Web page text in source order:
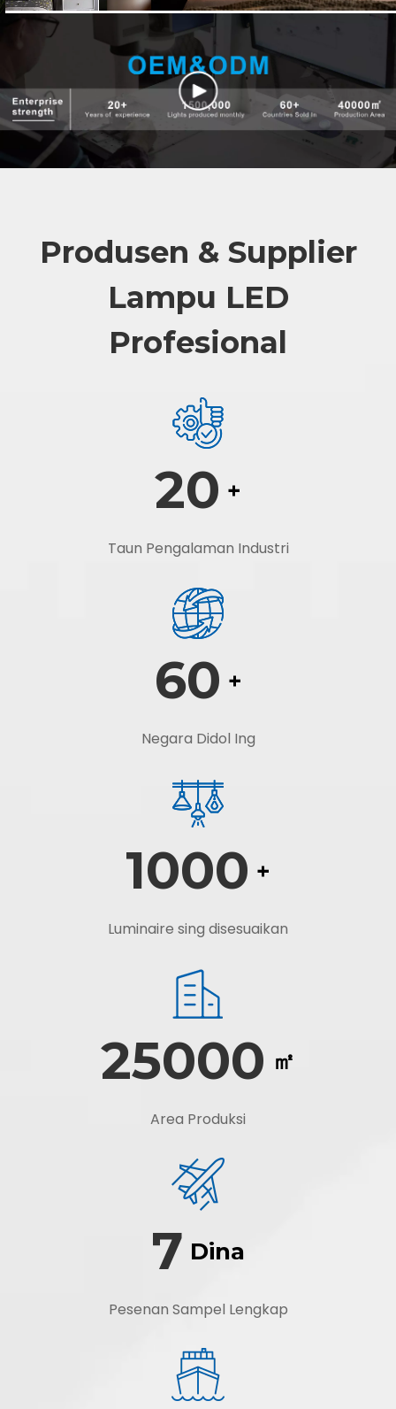
Produsen & Supplier
Lampu LED
Profesional
20 +
Taun Pengalaman Industri
60 +
Negara Didol Ing
1000 +
Luminaire sing disesuaikan
25000 ㎡
Area Produksi
7 Dina
Pesenan Sampel Lengkap